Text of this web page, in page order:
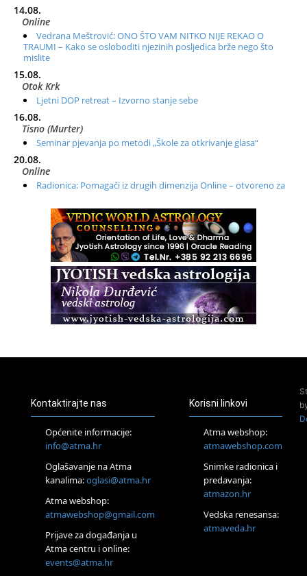
14.08.
Online
Vedrana Meštrović: ONO ŠTO VAM NITKO NIJE REKAO O
TRAUMI – Kako se osloboditi njezinih posljedica brže nego što
mislite
15.08.
Otok Krk
Ljetni DOP retreat – Izvorno stanje sebe
16.08.
Tisno (Murter)
Seminar pjevanja po metodi „Škole za otkrivanje glasa“
20.08.
Online
Radionica: Pomagači iz drugih dimenzija Online – otvoreno za
Zagreb+Online
Osnovni ThetaHealing® tečaj, Zagreb i Online
Zagreb
Osnovna radionica za izscjeljivanje pranom (Basic Pranic
Healing course)
Access BARS®, otpusti stres
Pjesma srca / Zagreb
Tečaj Višeg Vodstva, razvijanja intuicije i Akaša zapisa
Online
Upisi u program Profesionalni hipnoterapeut — nova
Online
Postanite Nositelj Vibracije Nove Zemlje
Visoko
Kontaktirajte nas
Općenite informacije:
info@atma.hr
Oglašavanje na Atma
kanalima:oglasi@atma.hr
Atma webshop:
atmawebshop@gmail.com
Prijave za događanja u
Atma centru i online:
events@atma.hr
Korisni linkovi
Atma webshop:
atmawebshop.com
Snimke radionica i
predavanja:
atmazon.hr
Vedska renesansa:
atmaveda.hr